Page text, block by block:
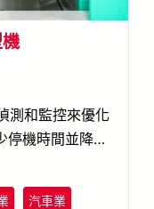
測和監控來優化
停機時間並降低
汽車業